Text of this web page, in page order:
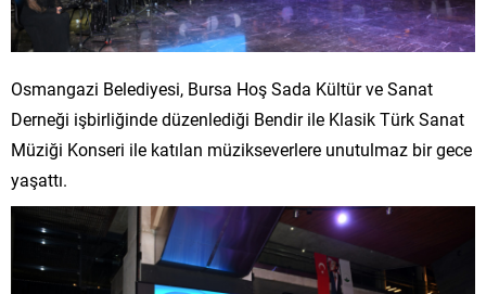
Osmangazi Belediyesi, Bursa Hoş Sada Kültür ve Sanat
Derneği işbirliğinde düzenlediği Bendir ile Klasik Türk Sanat
Müziği Konseri ile katılan müzikseverlere unutulmaz bir gece
yaşattı.